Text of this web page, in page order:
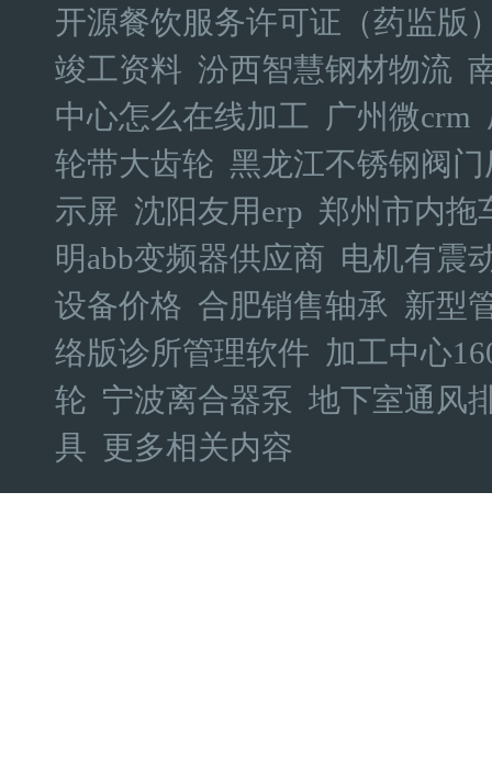
开源餐饮服务许可证（药监版
竣工资料 汾西智慧钢材物流
中心怎么在线加工 广州微crm
轮带大齿轮 黑龙江不锈钢阀门
示屏 沈阳友用erp 郑州市内拖
明abb变频器供应商 电机有震
设备价格 合肥销售轴承 新型
络版诊所管理软件 加工中心
轮 宁波离合器泵 地下室通风
具 更多相关内容